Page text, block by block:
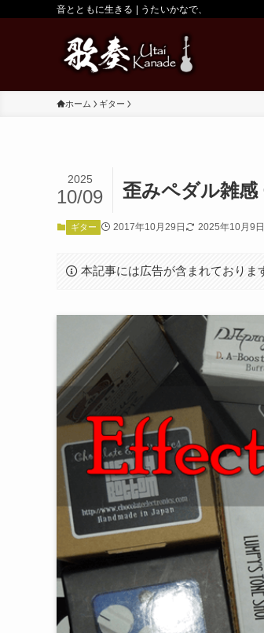
音とともに生きる | うたいかなで、
ホーム ギター
歪みペダル雑
2025
10/09
ギター 2017年10月29日 2025年10月9日
本記事には広告が含まれておりま